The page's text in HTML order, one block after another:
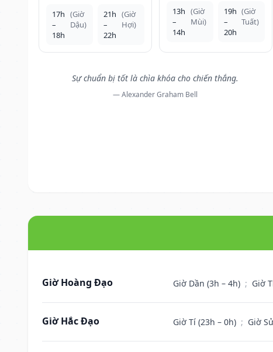
17h
–
18h
(Giờ
Dậu)
21h
–
22h
(Giờ
Hợi)
13h
–
14h
(Giờ
Mùi)
19h
–
20h
(Giờ
Tuất)
Sự chuẩn bị tốt là chìa khóa cho chiến thắng.
— Alexander Graham Bell
Giờ Hoàng Đạo Giờ Dần (3h – 4h) ; Giờ
Giờ Hắc Đạo Giờ Tí (23h – 0h) ; Giờ